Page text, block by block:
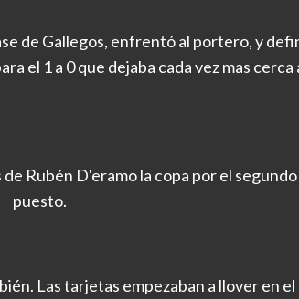
de Gallegos, enfrentó al portero, y
el 1 a 0 que dejaba cada vez mas cerca
Rubén D'eramo la copa por el segundo
puesto.
Las tarjetas empezaban a llover en el